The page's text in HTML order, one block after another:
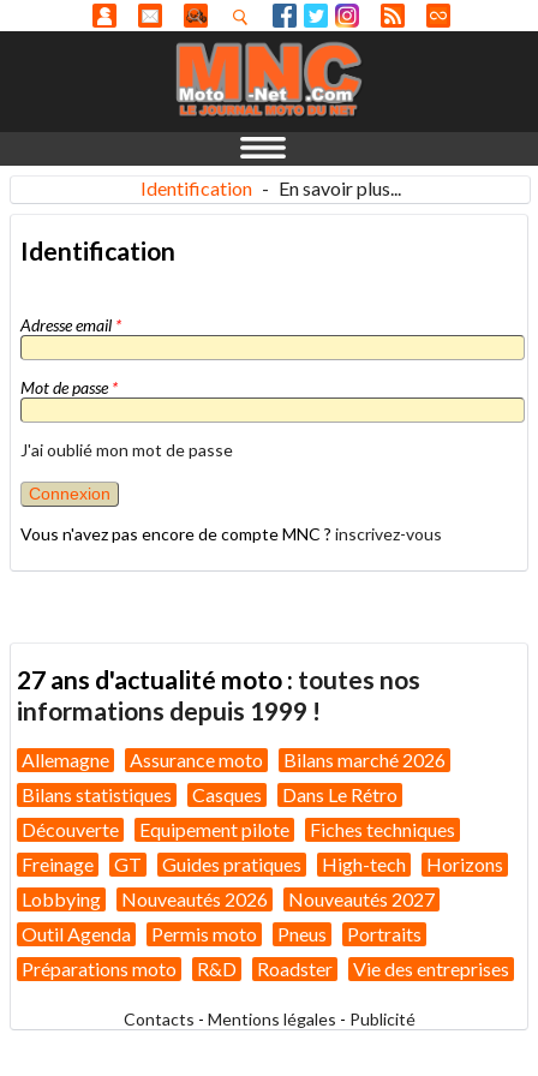
Identification - En savoir plus...
Identification
Adresse email *
Mot de passe*
J'ai oublié mon mot de passe
Vous n'avez pas encore de compte MNC ? inscrivez-vous
27 ans d'actualité moto : toutes nos
informations depuis 1999 !
Allemagne Assurance moto
Bilans marché 2026
Bilans statistiques
Casques
Dans Le Rétro
Découverte
Equipement pilote
Fiches techniques
Freinage
GT Guides pratiques High-tech
Horizons
Lobbying
Nouveautés 2026
Nouveautés 2027
Outil Agenda
Permis moto Pneus
Portraits
Préparations moto
R&D Roadster Vie des entreprises
Contacts - Mentions légales - Publicité